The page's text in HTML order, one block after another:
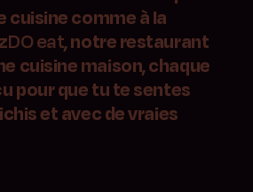
cuisine comme à la
DO eat, notre restaurant
cuisine maison, chaque
pour que tu te sentes
et avec de vraies